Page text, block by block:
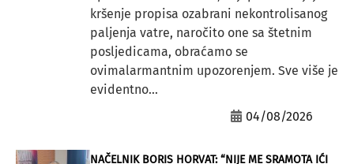
kršenje propisa ozabrani nekontrolisanog
paljenja vatre, naročito one sa štetnim
posljedicama, obraćamo se
ovimalarmantnim upozorenjem. Sve više je
evidentno...
04/08/2026
NAČELNIK BORIS HORVAT: “NIJE ME SRAMOTA IĆI